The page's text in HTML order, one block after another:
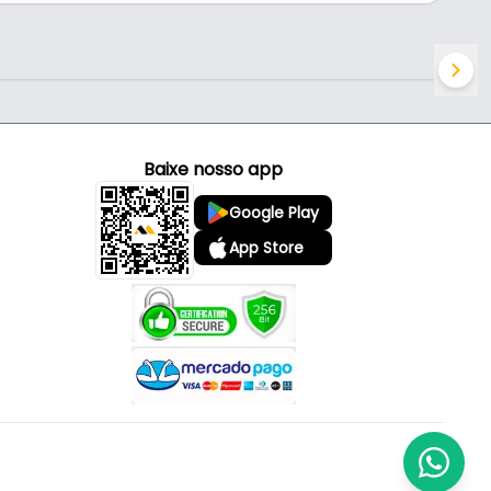
Baixe nosso app
Google Play
App Store